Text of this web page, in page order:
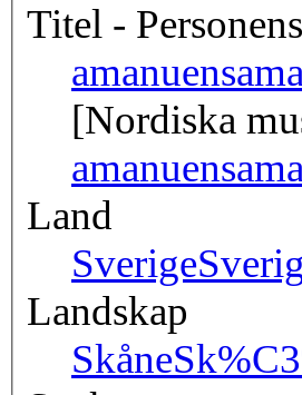
Titel - Personens
amanuens
[Nordiska
amanuens
Land
Sverige
Landskap
Skåne